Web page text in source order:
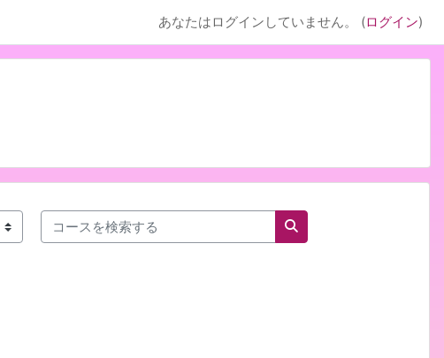
あなたはログインしていません。 (ログイン)
コースを検索する
コースを検索する